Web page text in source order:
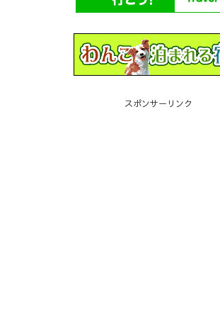
スポンサーリンク